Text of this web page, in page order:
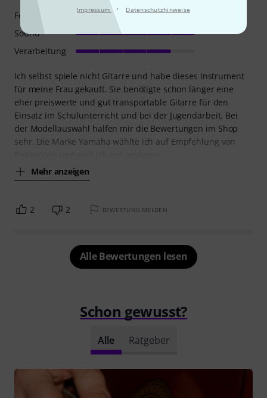
Impressum · Datenschutzhinweise
Ich selbst spiele nicht Gitarre und habe dieses Instrument
für meine Frau gekauft. Sie benötigte schon länger eine
eher preiswerte und gut transportable Gitarre für den
Einsatz im Schulunterricht und bei der Jugendarbeit. Bei
der Modellauswahl halfen mir die Bewertungen im Shop
sehr. Die Marke Yamaha wählte ich auf Empfehlung von
Mehr anzeigen
Features
Sound
Verarbeitung
2 2 BEWERTUNG MELDEN
Alle Bewertungen lesen
Schon gewusst?
Alle Ratgeber